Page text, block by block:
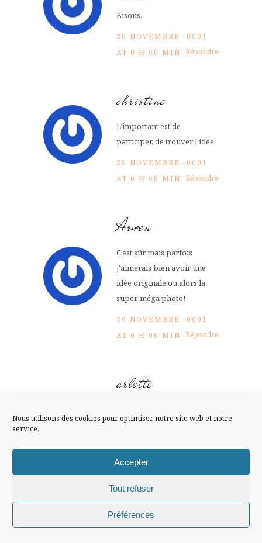
Nous utilisons des cookies pour optimiser notre site web et notre
service.
Accepter
Tout refuser
Préférences
Bisous.
30 NOVEMBRE -0001
AT 0 H 00 MIN Répondre
christine
L’important est de
participer, de trouver l’idée.
30 NOVEMBRE -0001
AT 0 H 00 MIN Répondre
Arwen
C’est sûr mais parfois
j’aimerais bien avoir une
idée originale ou alors la
super, méga photo!
30 NOVEMBRE -0001
AT 0 H 00 MIN Répondre
arlette
venir j’en ai toujours , mais
30 NOVEMBRE -0001
AT 0 H 00 MIN
FLUX INSTA
Suivre sur Instagram
Mentions légales Confidentialité